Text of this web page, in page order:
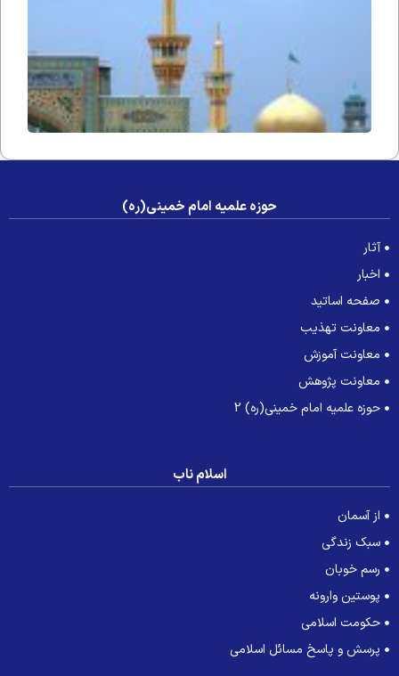
حوزه علمیه امام خمینی(ره)
آثار
اخبار
صفحه اساتید
معاونت تهذیب
معاونت آموزش
معاونت پژوهش
حوزه علمیه امام خمینی(ره) 2
اسلام ناب
از آسمان
سبک زندگی
رسم خوبان
پوستین وارونه
حکومت اسلامی
پرسش و پاسخ مسائل اسلامی